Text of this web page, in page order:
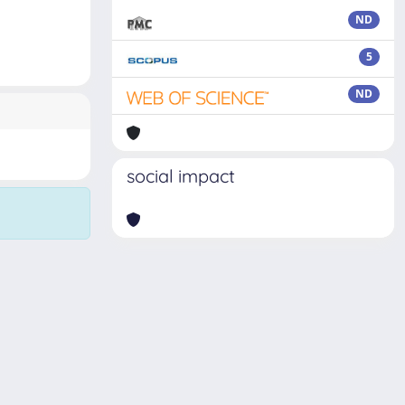
ND
5
ND
social impact